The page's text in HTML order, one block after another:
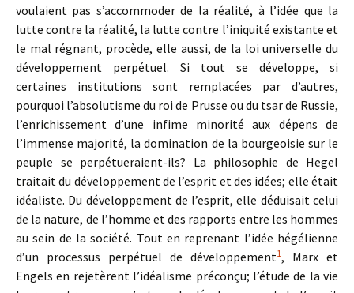
voulaient pas s’accommoder de la réalité, à l’idée que la
lutte contre la réalité, la lutte contre l’iniquité existante et
le mal régnant, procède, elle aussi, de la loi universelle du
développement perpétuel. Si tout se développe, si
certaines institutions sont remplacées par d’autres,
pourquoi l’absolutisme du roi de Prusse ou du tsar de Russie,
l’enrichissement d’une infime minorité aux dépens de
l’immense majorité, la domination de la bourgeoisie sur le
peuple se perpétueraient-ils? La philosophie de Hegel
traitait du développement de l’esprit et des idées; elle était
idéaliste. Du développement de l’esprit, elle déduisait celui
de la nature, de l’homme et des rapports entre les hommes
au sein de la société. Tout en reprenant l’idée hégélienne
d’un processus perpétuel de développement1, Marx et
Engels en rejetèrent l’idéalisme préconçu; l’étude de la vie